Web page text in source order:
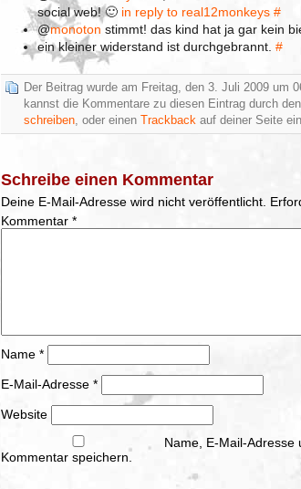
social web! 🙂 in reply to real12monkeys #
@monoton stimmt! das kind hat ja gar kein
ein kleiner widerstand ist durchgebrannt. #
Der Beitrag wurde am Freitag, den 3. Juli 2009 um
kannst die Kommentare zu diesen Eintrag durch den
schreiben, oder einen Trackback auf deiner Seite
Schreibe einen Kommentar
Deine E-Mail-Adresse wird nicht veröffentlicht.
Kommentar *
Name *
E-Mail-Adresse *
Website
Name, E-Mail-Adresse
Kommentar speichern.